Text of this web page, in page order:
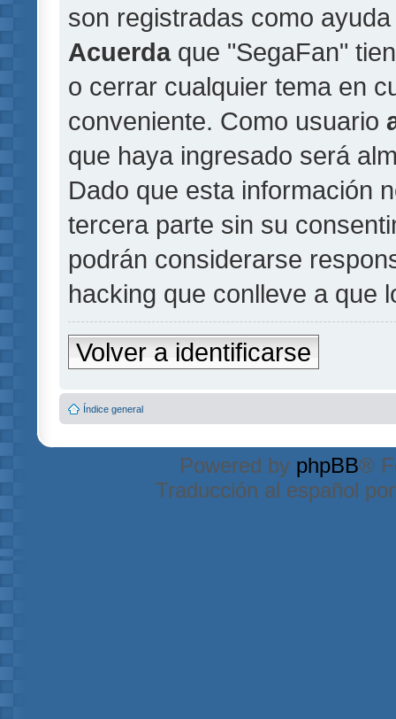
son registradas como
Acuerdaque "SegaFan"
o cerrar cualquier tema en
conveniente. Como usuario
que haya ingresado será
Dado que esta información
tercera parte sin su
podrán considerarse
hacking que conlleve a que
Volver a identificarse
Índice general
Powered by phpBB®
Traducción al español